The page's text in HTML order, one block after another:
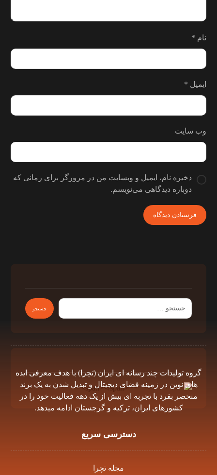
نام *
ایمیل *
وب‌ سایت
ذخیره نام، ایمیل و وبسایت من در مرورگر برای زمانی که
دوباره دیدگاهی می‌نویسم.
گروه توليدات چند رسانه اى ايران (تچرا) با هدف معرفى ايده
هاى نوين در زمينه فضاى ديجيتال و تبديل شدن به يک برند
منحصر بفرد با تجربه اى بيش از يک دهه فعاليت خود را در
كشورهاى ايران، تركيه و گرجستان ادامه ميدهد.
دسترسی سریع
مجله تچرا